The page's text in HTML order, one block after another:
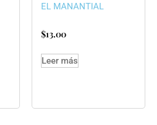
EL MANANTIAL
$13.00
Leer más